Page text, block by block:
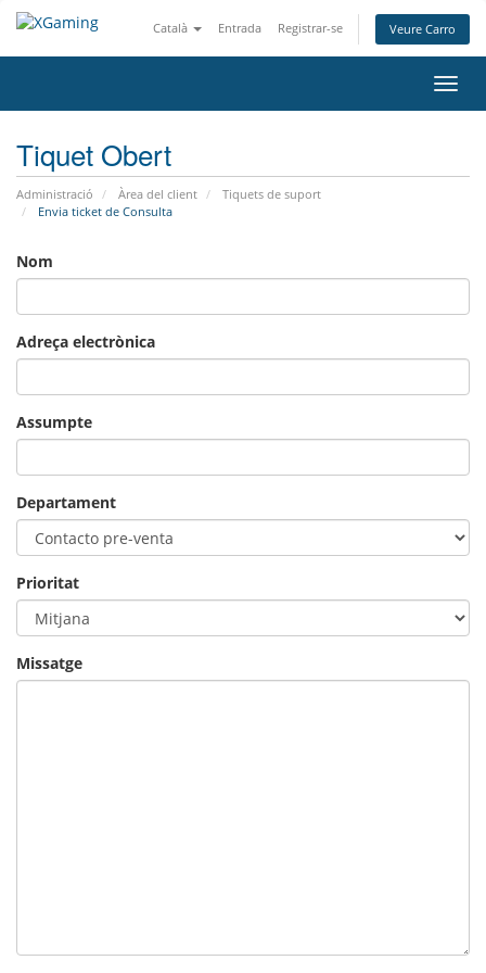
Català Entrada Registrar-se Veure Carro
la
Tiquet Obert
Administració Àrea del client
Tiquets de suport
Envia ticket de Consulta
Nom
Adreça electrònica
Assumpte
Departament
Prioritat
Missatge